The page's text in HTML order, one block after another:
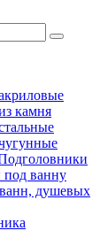
камня
ванну
душевых